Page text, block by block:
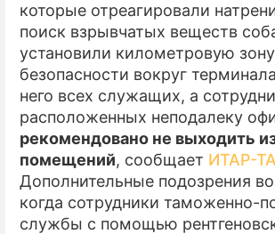
О
которые отреагировали
поиск взрывчатых веществ
установили километровую зону
безопасности вокруг
него всех служащих, а
расположенных неподалеку
рекомендовано не выходить
помещений, сообщает ИТАР-
Дополнительные подозрения
когда сотрудники таможенно-
службы с помощью